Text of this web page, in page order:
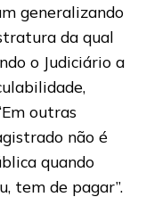
generalizando
da qual
o Judiciário a
outras
não é
quando
tem de pagar”.